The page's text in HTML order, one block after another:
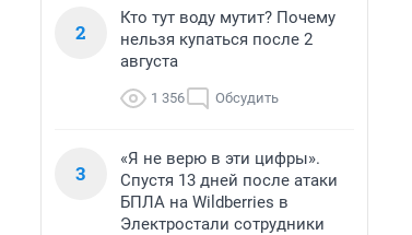
2
Кто тут воду мутит? Почему
нельзя купаться после 2
августа
1 356 Обсудить
3
«Я не верю в эти цифры».
Спустя 13 дней после атаки
БПЛА на Wildberries в
Электростали сотрудники